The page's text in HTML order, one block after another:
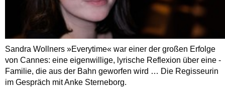
Sandra Wollners »Everytime« war einer der großen Erfolge
von Cannes: eine eigenwillige, lyrische Reflexion über eine ­
Familie, die aus der Bahn geworfen wird … Die Regisseurin
im Gespräch mit Anke Sterneborg.